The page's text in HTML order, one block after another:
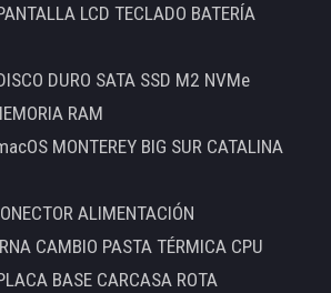
LCD TECLADO BATERÍA
DURO SATA SSD M2 NVMe
RAM
MONTEREY BIG SUR CATALINA
ALIMENTACIÓN
CAMBIO PASTA TÉRMICA CPU
BASE CARCASA ROTA